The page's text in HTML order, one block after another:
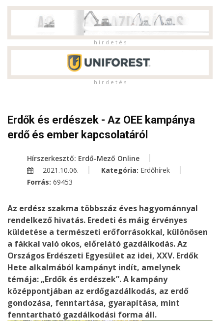
h i r d e t é s
h i r d e t é s
Erdők és erdészek - Az OEE kampánya
erdő és ember kapcsolatáról
Hírszerkesztő: Erdő-Mező Online
2021.10.06.
Kategória: Erdőhírek
Forrás: 69453
Az erdész szakma többszáz éves hagyománnyal
rendelkező hivatás. Eredeti és máig érvényes
küldetése a természeti erőforrásokkal, különösen
a fákkal való okos, előrelátó gazdálkodás. Az
Országos Erdészeti Egyesület az idei, XXV. Erdők
Hete alkalmából kampányt indít, amelynek
témája: „Erdők és erdészek”. A kampány
középpontjában az erdőgazdálkodás, az erdő
gondozása, fenntartása, gyarapítása, mint
fenntartható gazdálkodási forma áll.